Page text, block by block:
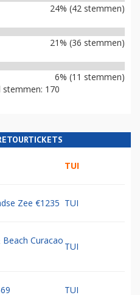
24% (42 stemmen)
21% (36 stemmen)
6% (11 stemmen)
170
TUI
Zee €1235 TUI
Curacao
TUI
TUI